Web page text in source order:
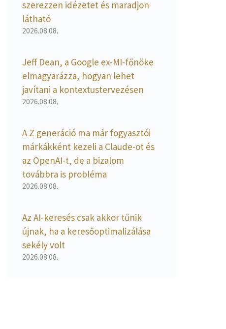
szerezzen idézetet és maradjon
látható
2026.08.08.
Jeff Dean, a Google ex-MI-főnöke
elmagyarázza, hogyan lehet
javítani a kontextustervezésen
2026.08.08.
A Z generáció ma már fogyasztói
márkákként kezeli a Claude-ot és
az OpenAI-t, de a bizalom
továbbra is probléma
2026.08.08.
Az AI-keresés csak akkor tűnik
újnak, ha a keresőoptimalizálása
sekély volt
2026.08.08.